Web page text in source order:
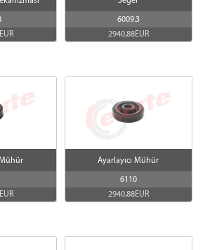
6009.3
2940,88EUR
Mühür Ayarlayıcı Mühür
6110
2940,88EUR